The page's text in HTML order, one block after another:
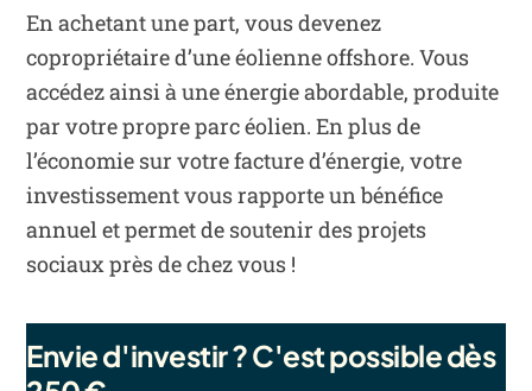
En achetant une part, vous devenez
copropriétaire d’une éolienne offshore. Vous
accédez ainsi à une énergie abordable, produite
par votre propre parc éolien. En plus de
l’économie sur votre facture d’énergie, votre
investissement vous rapporte un bénéfice
annuel et permet de soutenir des projets
sociaux près de chez vous !
Envie d'investir ? C'est possible dès